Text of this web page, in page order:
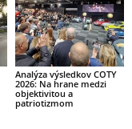
Analýza výsledkov COTY
2026: Na hrane medzi
objektivitou a
patriotizmom